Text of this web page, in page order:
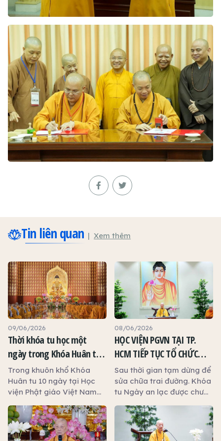
Tin liên quan Xem thêm
09/06/2026
Thời khóa tu học một
ngày trong Khóa Huân tu
10 ngày tại Học viện Phật
giáo Việt Nam TP.HCM
Trong khuôn khổ Khóa
Huân tu 10 ngày tại Học
viện Phật giáo Việt Nam
Lợi), diễn ra từ ngày 02 -
11/6/2026 (nhằm ngày 17 -
26/4/ Bính Ngọ), gồm chư
08/06/2026
HỌC VIỆN PGVN TẠI TP.
HCM TIẾP TỤC TỔ CHỨC
KHÓA TU NGÀY AN LẠC
Sau thời gian tạm dừng để
sửa chữa trai đường. Khóa
tu Ngày an lạc được chư
điều hành, tiếp tục mở
khóa sau thời gian 6 tháng
tạm dừng vào sáng ngày